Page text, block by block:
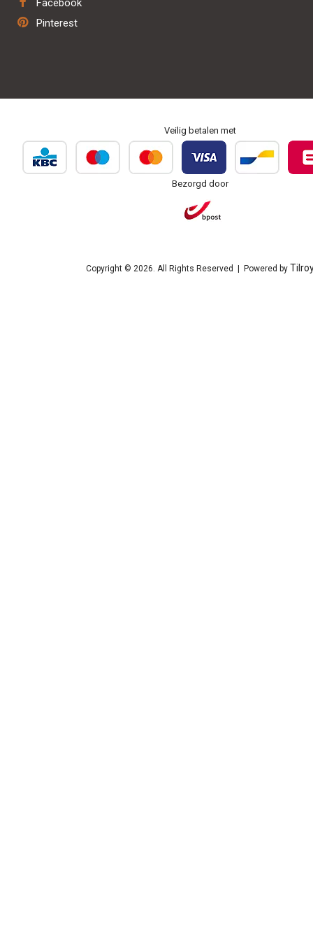
Herstel & onderhoud
Personaliseren & borduren
Facebook
Pinterest
Veilig betalen met
Bezorgd door
Copyright © 2026. All Rights Reserved | Powered by